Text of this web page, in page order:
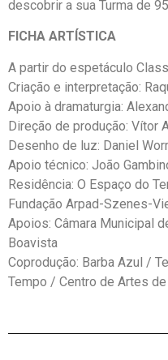
descobrir a sua Turma de 95.
FICHA ARTÍSTICA
A partir do espetáculo
Criação e interpretação:
Apoio à dramaturgia:
Direção de produção: Vítor
Desenho de luz: Daniel
Apoio técnico: João
Residência: O Espaço do
Fundação Arpad-Szenes-
Apoios: Câmara Municipal
Boavista
Coprodução: Barba Azul /
Tempo / Centro de Artes